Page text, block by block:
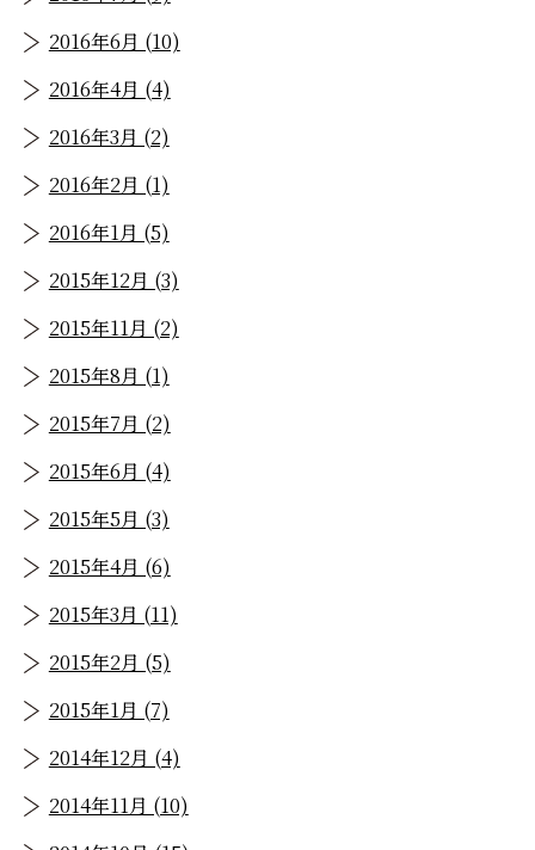
2016年6月 (10)
2016年4月 (4)
2016年3月 (2)
2016年2月 (1)
2016年1月 (5)
2015年12月 (3)
2015年11月 (2)
2015年8月 (1)
2015年7月 (2)
2015年6月 (4)
2015年5月 (3)
2015年4月 (6)
2015年3月 (11)
2015年2月 (5)
2015年1月 (7)
2014年12月 (4)
2014年11月 (10)